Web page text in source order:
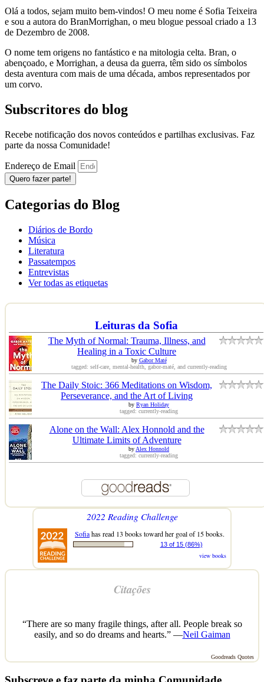
Olá a todos, sejam muito bem-vindos! O meu nome é Sofia Teixeira
e sou a autora do BranMorrighan, o meu blogue pessoal criado a 13
de Dezembro de 2008.
O nome tem origens no fantástico e na mitologia celta. Bran, o
abençoado, e Morrighan, a deusa da guerra, têm sido os símbolos
desta aventura com mais de uma década, ambos representados por
um corvo.
Subscritores do blog
Recebe notificação dos novos conteúdos e partilhas exclusivas. Faz
parte da nossa Comunidade!
Endereço de Email
Quero fazer parte!
Categorias do Blog
Diários de Bordo
Música
Literatura
Passatempos
Entrevistas
Ver todas as etiquetas
Leituras da Sofia
The Myth of Normal: Trauma, Illness, and
Healing in a Toxic Culture
by Gabor Maté
tagged: self-care, mental-health, gabor-maté, and currently-reading
The Daily Stoic: 366 Meditations on Wisdom,
Perseverance, and the Art of Living
by Ryan Holiday
tagged: currently-reading
Alone on the Wall: Alex Honnold and the
Ultimate Limits of Adventure
byAlex Honnold
tagged: currently-reading
2022 Reading Challenge
Sofiahas read 13 books toward her goal of 15 books.
13 of 15 (86%)
view books
Citações
“There are so many fragile things, after all. People break so
easily, and so do dreams and hearts.” —Neil Gaiman
Goodreads Quotes